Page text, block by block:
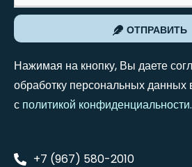
ОТПРАВИТЬ
Нажимая на кнопку, Вы даете
обработку персональных данных
с политикой конфиденциальности.
+7 (967) 580-2010